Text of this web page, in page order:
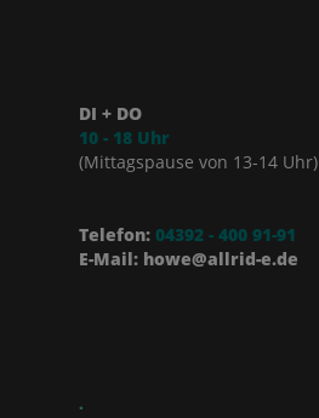
DI + DO
10 - 18 Uhr
(Mittagspause von 13-14 Uhr)
Telefon: 04392 - 400 91-91
E-Mail: howe@allrid-e.de
.